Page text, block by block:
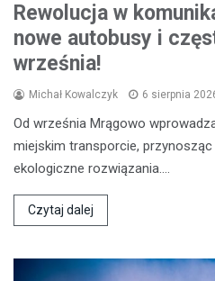
Rewolucja w
nowe autobusy i
września!
Michał Kowalczyk 6 sierpnia
Od września Mrągowo
miejskim transporcie,
ekologiczne rozwiązania.…
Czytaj dalej